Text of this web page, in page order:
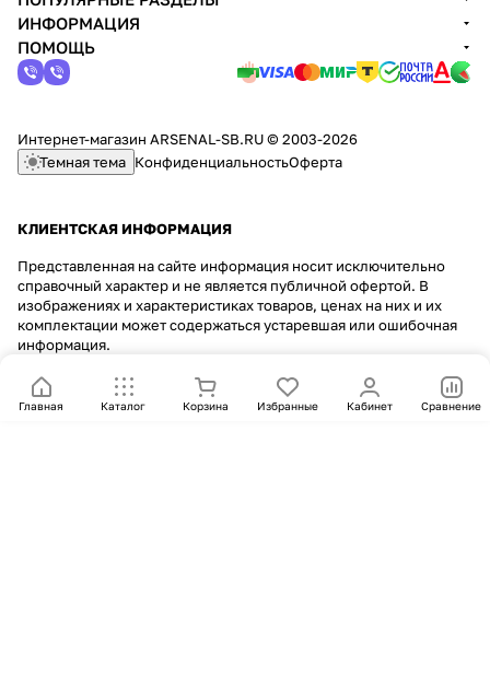
Главная Каталог Корзина Избранные Кабинет Сравнение
ИНФОРМАЦИЯ
ПОМОЩЬ
Интернет-магазин ARSENAL-SB.RU © 2003-2026
Темная тема КонфиденциальностьОферта
КЛИЕНТСКАЯ ИНФОРМАЦИЯ
Представленная на сайте информация носит исключительно
справочный характер и не является публичной офертой. В
изображениях и характеристиках товаров, ценах на них и их
комплектации может содержаться устаревшая или ошибочная
информация.